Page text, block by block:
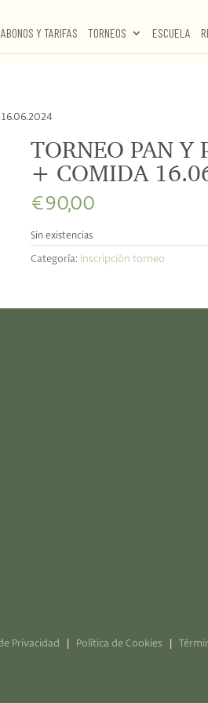
ABONOS Y TARIFAS TORNEOS ESCUELA
16.06.2024
TORNEO PAN Y
+ COMIDA
€90,00
Sin existencias
Categoría: Inscripción torneo
Privacidad Política de Cookies